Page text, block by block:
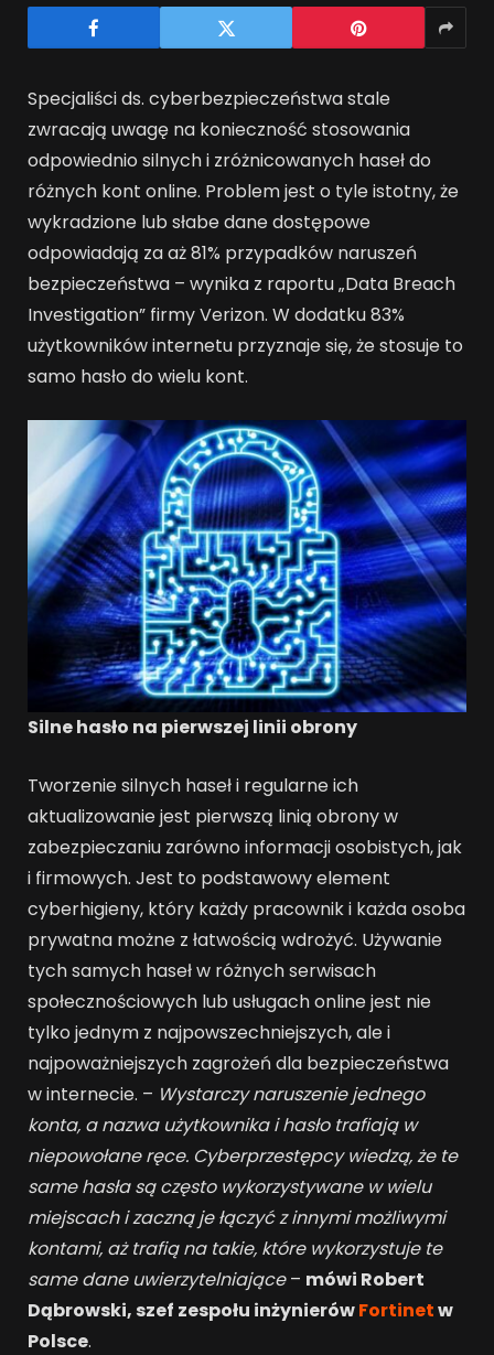
Specjaliści ds. cyberbezpieczeństwa stale
zwracają uwagę na konieczność stosowania
odpowiednio silnych i zróżnicowanych haseł do
różnych kont online. Problem jest o tyle istotny, że
wykradzione lub słabe dane dostępowe
odpowiadają za aż 81% przypadków naruszeń
bezpieczeństwa – wynika z raportu „Data Breach
Investigation” firmy Verizon. W dodatku 83%
użytkowników internetu przyznaje się, że stosuje to
samo hasło do wielu kont.
Silne hasło na pierwszej linii obrony
Tworzenie silnych haseł i regularne ich
aktualizowanie jest pierwszą linią obrony w
zabezpieczaniu zarówno informacji osobistych, jak
i firmowych. Jest to podstawowy element
cyberhigieny, który każdy pracownik i każda osoba
prywatna możne z łatwością wdrożyć. Używanie
tych samych haseł w różnych serwisach
społecznościowych lub usługach online jest nie
tylko jednym z najpowszechniejszych, ale i
najpoważniejszych zagrożeń dla bezpieczeństwa
w internecie. – Wystarczy naruszenie jednego
konta, a nazwa użytkownika i hasło trafiają w
niepowołane ręce. Cyberprzestępcy wiedzą, że te
same hasła są często wykorzystywane w wielu
miejscach i zaczną je łączyć z innymi możliwymi
kontami, aż trafią na takie, które wykorzystuje te
same dane uwierzytelniające– mówi Robert
Dąbrowski, szef zespołu inżynierówFortinetw
Polsce.